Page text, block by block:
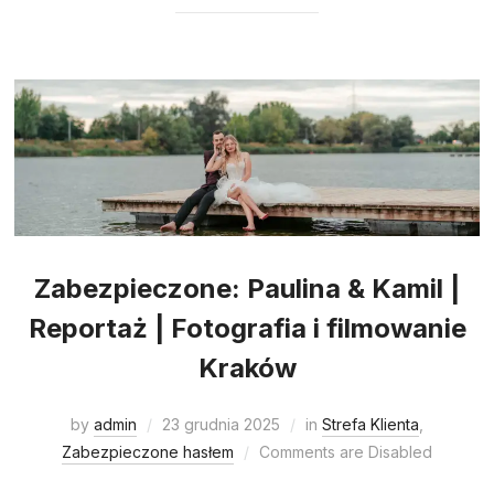
Zabezpieczone: Paulina & Kamil |
Reportaż | Fotografia i filmowanie
Kraków
by admin 23 grudnia 2025 in Strefa Klienta
Zabezpieczone hasłem
Comments are Disabled